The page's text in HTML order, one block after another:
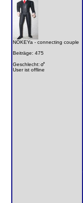
NOKEYa - connecting couple
Beiträge: 475
Geschlecht:
User ist offline